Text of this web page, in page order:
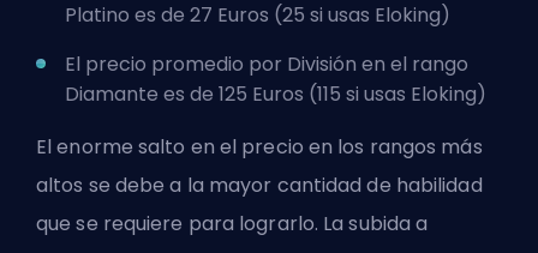
Platino es de 27 Euros (25 si usas Eloking)
El precio promedio por División en el rango
Diamante es de 125 Euros (115 si usas Eloking)
El enorme salto en el precio en los rangos más
altos se debe a la mayor cantidad de habilidad
que se requiere para lograrlo. La subida a